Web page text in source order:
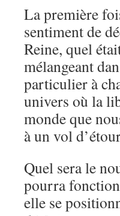
La première
sentiment de
Reine, quel
mélangeant
particulier à
univers où la
monde que
à un vol
Quel sera le
pourra
elle se